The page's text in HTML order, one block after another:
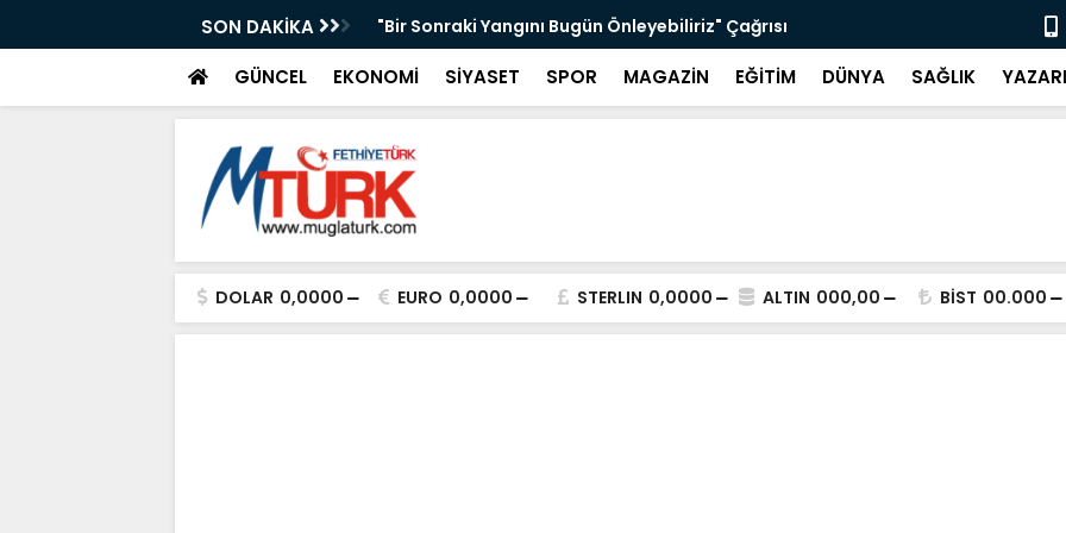
SON DAKİKA
IŞIKHAN'A GÜREŞ DAVETİ "Bir Sonraki Yangını Bugün Önleyebiliriz" Çağrısı Selahattin
GÜNCEL EKONOMİ SİYASET SPOR MAGAZİN EĞİTİM DÜNYA SAĞLIK
DOLAR 0,0000 EURO 0,0000 STERLIN 0,0000 ALTIN 000,00 BİST 00.000